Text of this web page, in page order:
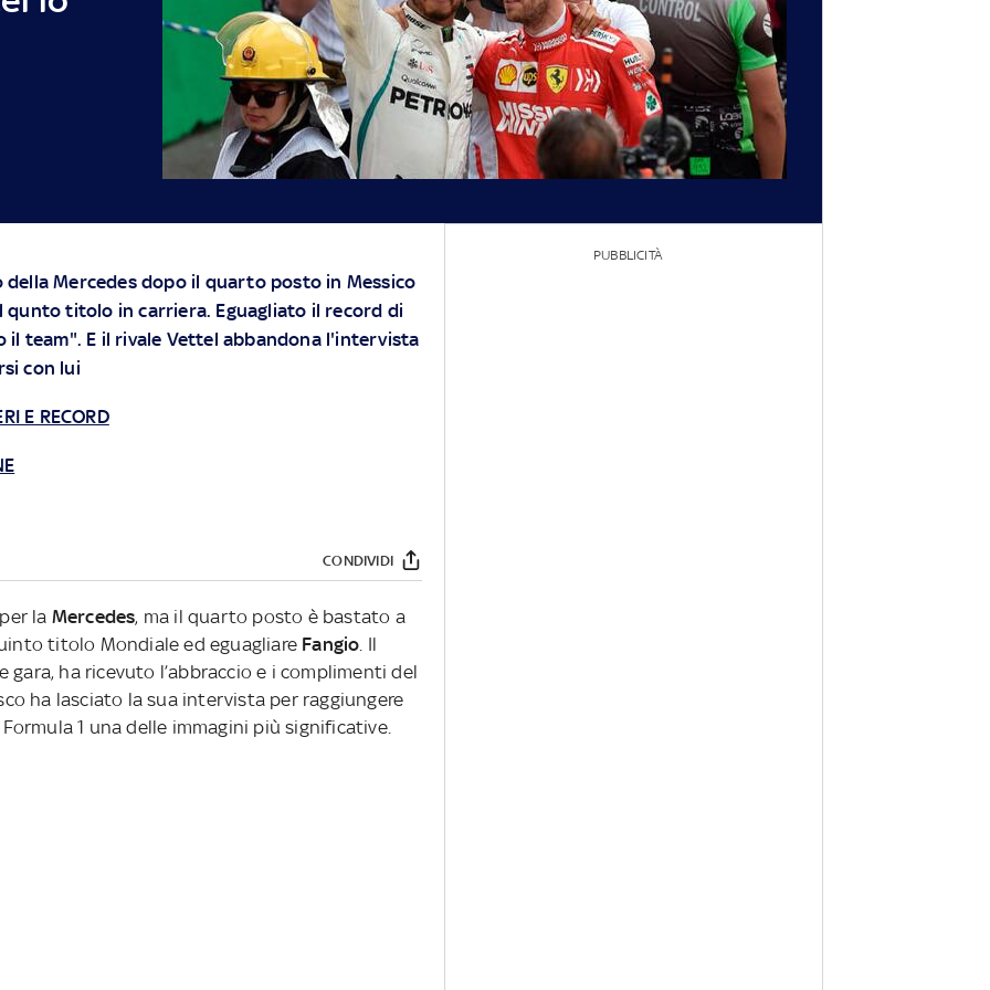
Mercedes dopo il quarto posto in Messico
qunto titolo in carriera. Eguagliato il record di
team". E il rivale Vettel abbandona l'intervista
con lui
E RECORD
CONDIVIDI
la Mercedes, ma il quarto posto è bastato a
titolo Mondiale ed eguagliare Fangio. Il
ha ricevuto l’abbraccio e i complimenti del
ha lasciato la sua intervista per raggiungere
1 una delle immagini più significative.
PUBBLICITÀ